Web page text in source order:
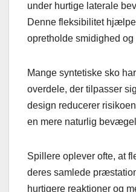
under hurtige laterale
Denne fleksibilitet
opretholde smidighed
Mange syntetiske sko
overdele, der tilpasser
design reducerer
en mere naturlig
Spillere oplever ofte, at
deres samlede
hurtigere reaktioner og